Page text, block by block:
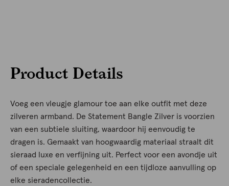
Product Details
Voeg een vleugje glamour toe aan elke outfit met deze
zilveren armband. De Statement Bangle Zilver is voorzien
van een subtiele sluiting, waardoor hij eenvoudig te
dragen is. Gemaakt van hoogwaardig materiaal straalt dit
sieraad luxe en verfijning uit. Perfect voor een avondje uit
of een speciale gelegenheid en een tijdloze aanvulling op
elke sieradencollectie.